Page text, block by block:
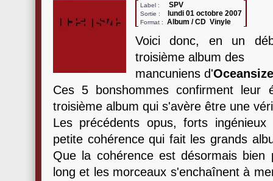
Label : SPV
Sortie : lundi 01 octobre 2007
Format : Album / CD Vinyle
Voici donc, en un
troisième album des
mancuniens d'Oceansize
Ces 5 bonshommes confirment leur
troisième album qui s'avère être une
Les précédents opus, forts
petite cohérence qui fait les grands
Que la cohérence est désormais
long et les morceaux s'enchaînent à